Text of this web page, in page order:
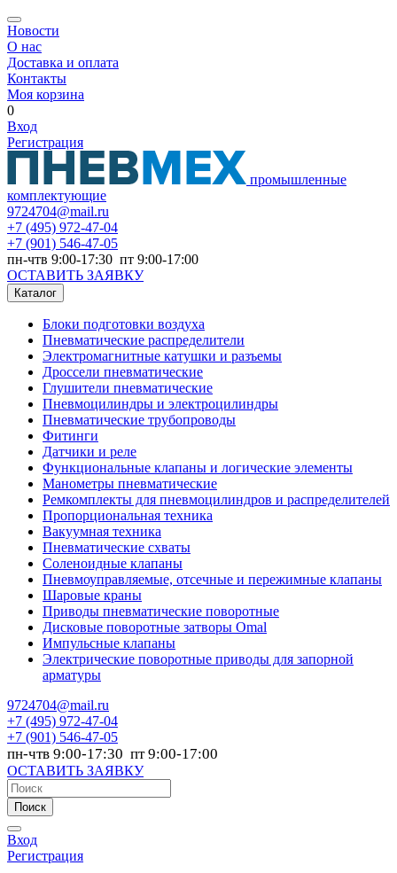
Новости
О нас
Доставка и оплата
Контакты
Моя корзина
0
Вход
Регистрация
промышленные
комплектующие
9724704@mail.ru
+7 (495) 972-47-04
+7 (901) 546-47-05
пн-чтв 9:00-17:30 пт 9:00-17:00
ОСТАВИТЬ ЗАЯВКУ
Каталог
Блоки подготовки воздуха
Пневматические распределители
Электромагнитные катушки и разъемы
Дроссели пневматические
Глушители пневматические
Пневмоцилиндры и электроцилиндры
Пневматические трубопроводы
Фитинги
Датчики и реле
Функциональные клапаны и логические элементы
Манометры пневматические
Ремкомплекты для пневмоцилиндров и распределителей
Пропорциональная техника
Вакуумная техника
Пневматические схваты
Соленоидные клапаны
Пневмоуправляемые, отсечные и пережимные клапаны
Шаровые краны
Приводы пневматические поворотные
Дисковые поворотные затворы Omal
Импульсные клапаны
Электрические поворотные приводы для запорной
арматуры
9724704@mail.ru
+7 (495) 972-47-04
+7 (901) 546-47-05
пн-чтв 9:00-17:30 пт 9:00-17:00
ОСТАВИТЬ ЗАЯВКУ
Поиск
Вход
Регистрация